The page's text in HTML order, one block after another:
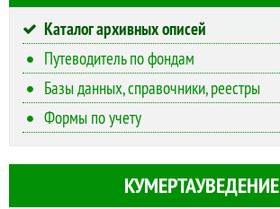
Каталог архивных описей
Путеводитель по фондам
Базы данных, справочники, реестры
Формы по учету
КУМЕРТАУВЕДЕНИЕ